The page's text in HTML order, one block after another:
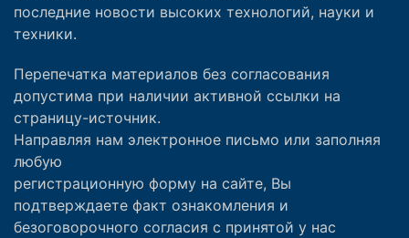
последние новости высоких технологий, науки и
техники.
Перепечатка материалов без согласования
допустима при наличии активной ссылки на
страницу-источник.
Направляя нам электронное письмо или заполняя
любую
регистрационную форму на сайте, Вы
подтверждаете факт ознакомления и
безоговорочного согласия с принятой у нас